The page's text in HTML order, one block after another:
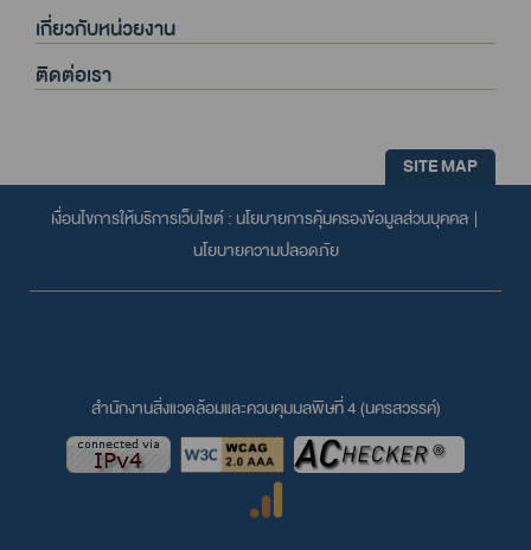
เกี่ยวกับหน่วยงาน
ติดต่อเรา
SITE MAP
เงื่อนไขการให้บริการเว็บไซต์ : นโยบายการคุ้มครองข้อมูลส่วนบุคคล |
นโยบายความปลอดภัย
สำนักงานสิ่งแวดล้อมและควบคุมมลพิษที่ 4 (นครสวรรค์)